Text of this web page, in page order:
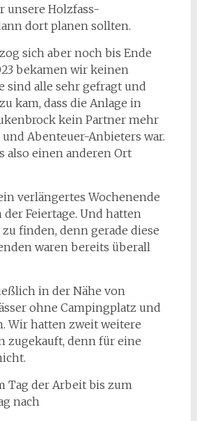
unsere Holzfass-
dort planen sollten.
sich aber noch bis Ende
bekamen wir keinen
sind alle sehr gefragt und
kam, dass die Anlage in
kein Partner mehr
Abenteuer-Anbieters war.
also einen anderen Ort
verlängertes Wochenende
Feiertage. Und hatten
zu finden, denn gerade diese
waren bereits überall
in der Nähe von
ohne Campingplatz und
Wir hatten zweit weitere
zugekauft, denn für eine
Tag der Arbeit bis zum
nach